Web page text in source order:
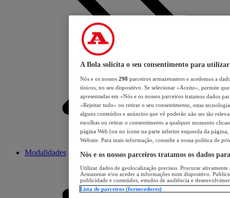
Modalidades
A Bola solicita o seu consentimento para utilizar
Nós e os nossos 298 parceiros armazenamos e acedemos a
únicos, no seu dispositivo. Se selecionar «Aceito», permite
apresentadas em «Nós e os nossos parceiros tratamos dados
«Rejeitar tudo» ou retirar o seu consentimento, estas
alguns conteúdos e anúncios que vê poderão não ser tão
escolhas ou retirar o consentimento a qualquer momento
página Web (ou no ícone na parte inferior esquerda da página,
Website. Para mais informação, consulte a nossa política de
Nós e os nossos parceiros tratamos os dados
Utilizar dados de geolocalização precisos. Procurar
Armazenar e/ou aceder a informações num dispositivo.
publicidade e conteúdos, estudos de audiência e
Lista de parceiros (fornecedores)